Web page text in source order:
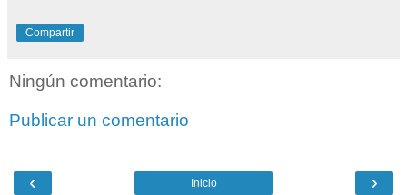
Compartir
Ningún comentario:
Publicar un comentario
‹ ›
Inicio